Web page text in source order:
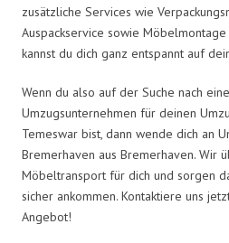
zusätzliche Services wie
Auspackservice sowie
kannst du dich ganz entspannt auf
Wenn du also auf der Suche nach
Umzugsunternehmen für deinen
Temeswar bist, dann wende dich an
Bremerhaven aus Bremerhaven. Wir
Möbeltransport für dich und sorgen
sicher ankommen. Kontaktiere uns
Angebot!